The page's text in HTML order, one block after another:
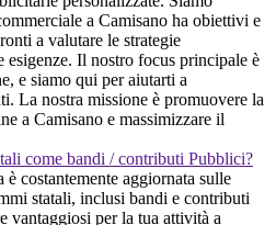
a Camisano ha obiettivi e
a valutare le strategie
esigenze. Il nostro focus principale è
e siamo qui per aiutarti a
La nostra missione è promuovere la
a Camisano e massimizzare il
come bandi / contributi Pubblici?
costantemente aggiornata sulle
statali, inclusi bandi e contributi
vantaggiosi per la tua attività a